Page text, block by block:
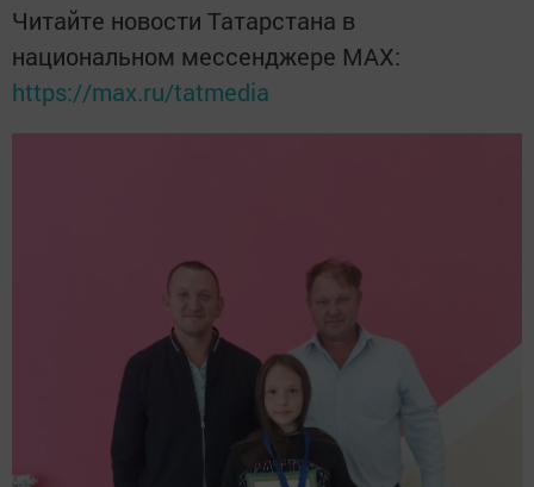
Читайте новости Татарстана в
национальном мессенджере MАХ:
https://max.ru/tatmedia